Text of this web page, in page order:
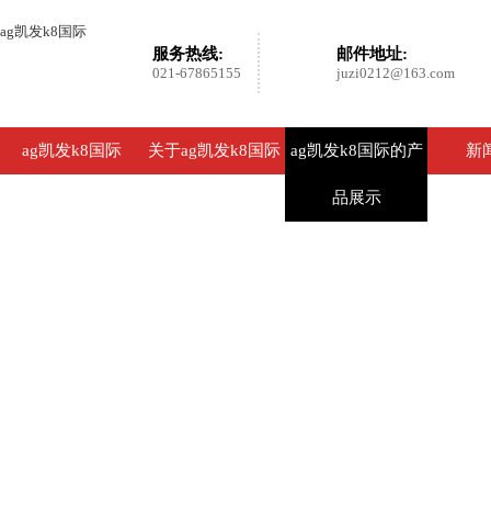
ag凯发k8国际
邮件地址:
juzi0212@163.com
服务热线:
021-67865155
ag凯发k8国际 关于ag凯发k8国际 ag凯发k8国际的产
品展示
新